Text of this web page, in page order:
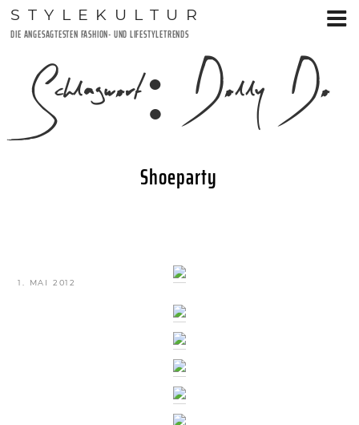
Zum
Inhalt
STYLEKULTUR
DIE ANGESAGTESTEN FASHION- UND LIFESTYLETRENDS
Schlagwort: Dolly Do
VERÖFFENTLICHT
1. MAI 2012
Shoeparty